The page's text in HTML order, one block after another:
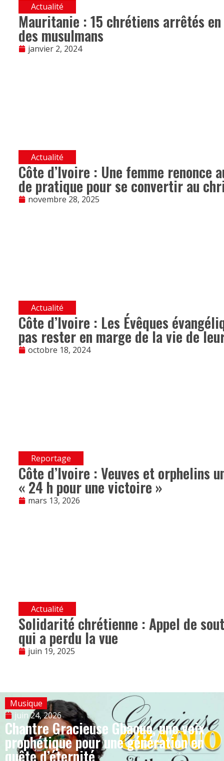
Actualité
Mauritanie : 15 chrétiens arrêtés
des musulmans
janvier 2, 2024
Actualité
Côte d’Ivoire : Une femme renonce
de pratique pour se convertir au
novembre 28, 2025
Actualité
Côte d’Ivoire : Les Évêques
pas rester en marge de la vie de
octobre 18, 2024
Reportage
Côte d’Ivoire : Veuves et orphelins
« 24 h pour une victoire »
mars 13, 2026
Actualité
Solidarité chrétienne : Appel de
qui a perdu la vue
juin 19, 2025
Musique
juin 24, 2026
Chantre Gracieuse Gbaouo, une voix
prophétique pour une génération en
quête d’éternité